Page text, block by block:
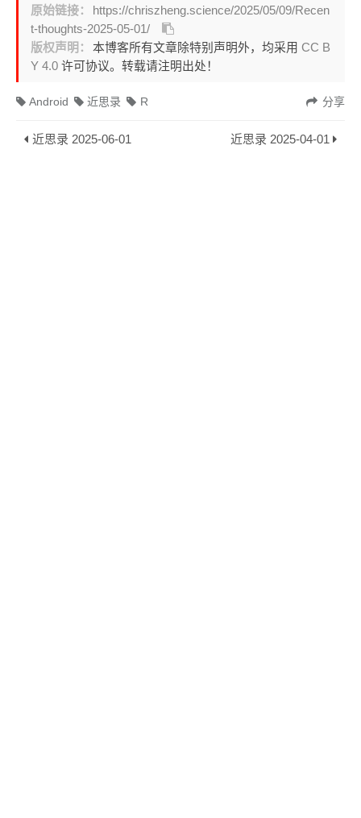
原始链接：
https://chriszheng.science/2025/05/09/Recen
t-thoughts-2025-05-01/
版权声明：
本博客所有文章除特别声明外，均采用CC B
Y 4.0许可协议。转载请注明出处！
分享
Android 近思录 R
近思录 2025-06-01 近思录 2025-04-01